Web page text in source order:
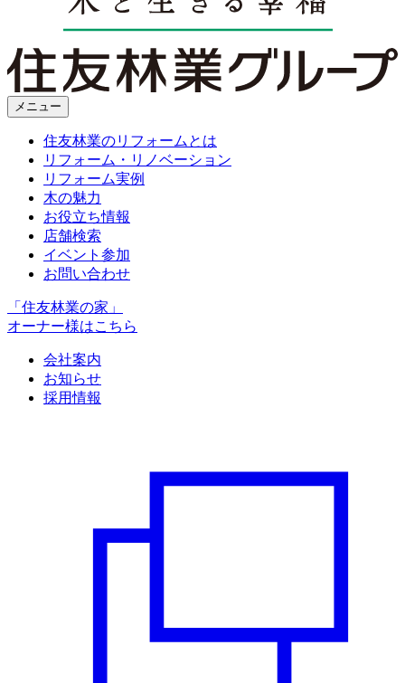
メニュー
住友林業のリフォームとは
リフォーム・リノベーション
リフォーム実例
木の魅力
お役立ち情報
店舗検索
イベント参加
お問い合わせ
「住友林業の家」
オーナー様はこちら
会社案内
お知らせ
採用情報